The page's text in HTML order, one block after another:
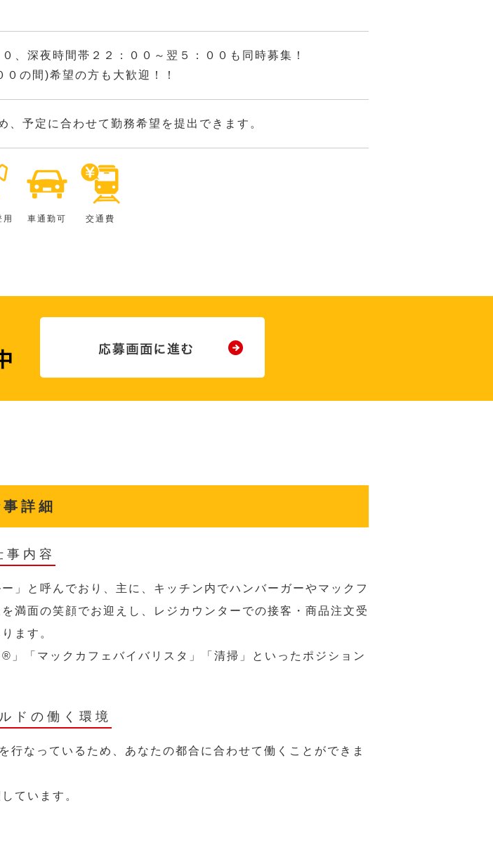
、深夜時間帯２２：００～翌５：００も同時募集！
の間)希望の方も大歓迎！！
、予定に合わせて勤務希望を提出できます。
車通勤可 交通費
詳細
事内容
」と呼んでおり、主に、キッチン内でハンバーガーやマックフ
満面の笑顔でお迎えし、レジカウンターでの接客・商品注文受
ます。
「マックカフェバイバリスタ」「清掃」といったポジション
ドの働く環境
なっているため、あなたの都合に合わせて働くことができま
ています。